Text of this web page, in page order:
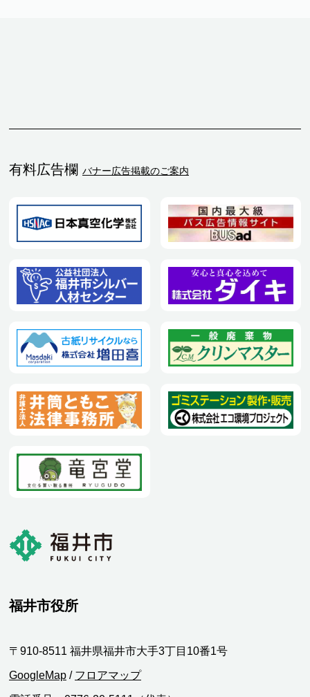
有料広告欄 バナー広告掲載のご案内
福井市役所
〒910-8511 福井県福井市大手3丁目10番1号
GoogleMap / フロアマップ